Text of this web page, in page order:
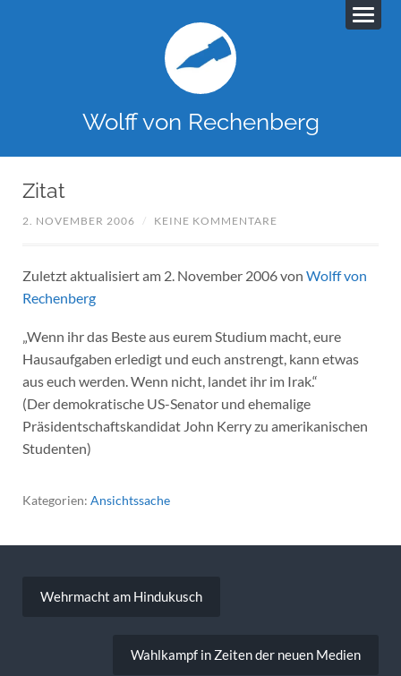
Wolff von Rechenberg
Zitat
2. NOVEMBER 2006 / KEINE KOMMENTARE
Zuletzt aktualisiert am 2. November 2006 von Wolff von
Rechenberg
„Wenn ihr das Beste aus eurem Studium macht, eure
Hausaufgaben erledigt und euch anstrengt, kann etwas
aus euch werden. Wenn nicht, landet ihr im Irak.“
(Der demokratische US-Senator und ehemalige
Präsidentschaftskandidat John Kerry zu amerikanischen
Studenten)
Kategorien: Ansichtssache
Wehrmacht am Hindukusch
Wahlkampf in Zeiten der neuen Medien